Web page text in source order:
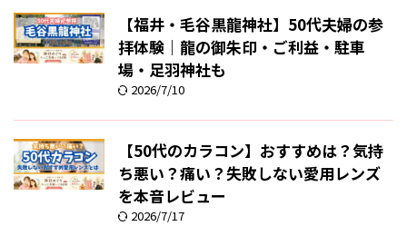
【福井・毛谷黒龍神社】50代夫婦の参
拝体験｜龍の御朱印・ご利益・駐車
場・足羽神社も
2026/7/10
【50代のカラコン】おすすめは？気持
ち悪い？痛い？失敗しない愛用レンズ
を本音レビュー
2026/7/17